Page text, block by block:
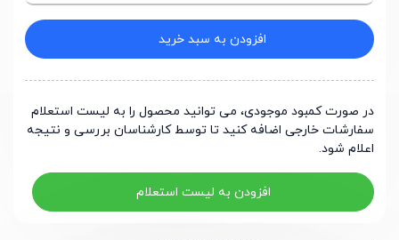
افزودن به سبد خرید
در صورت کمبود موجودی، می توانید محصول را به لیست استعلام
سفارشات خارجی اضافه کنید تا توسط کارشناسان بررسی و نتیجه
اعلام شود.
افزودن به لیست استعلام